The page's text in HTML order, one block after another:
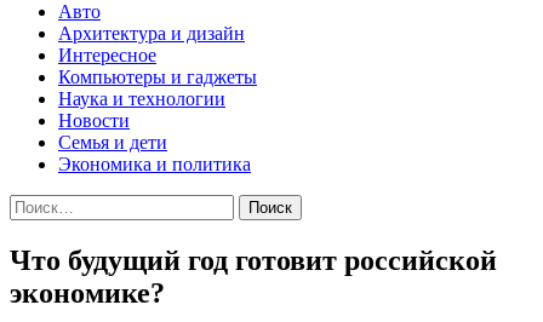
Авто
Архитектура и дизайн
Интересное
Компьютеры и гаджеты
Наука и технологии
Новости
Семья и дети
Экономика и политика
Найти:
Что будущий год готовит российской
экономике?